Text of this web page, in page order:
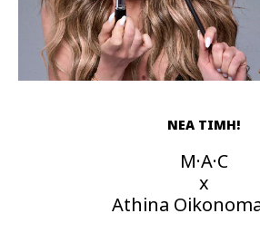
ΝΕΑ ΤΙΜΗ!
M·A·C
x
Athina